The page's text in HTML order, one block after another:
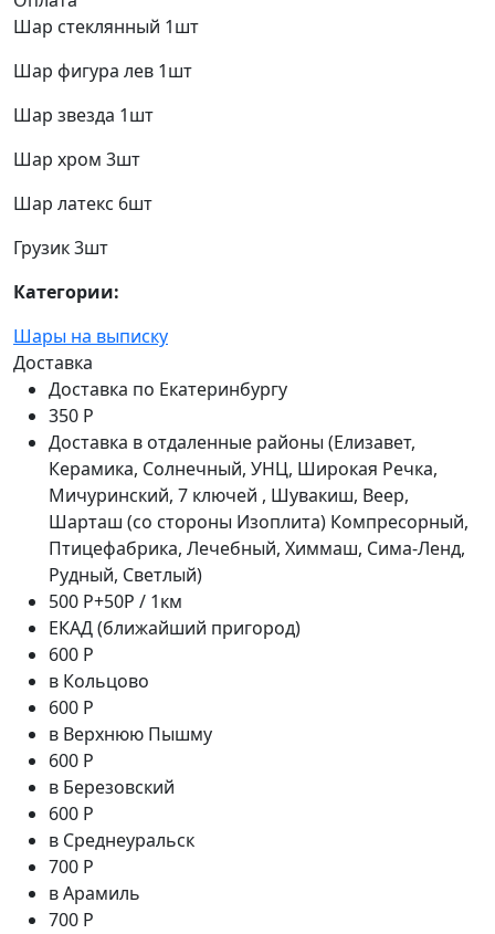
Шар стеклянный 1шт
Шар фигура лев 1шт
Шар звезда 1шт
Шар хром 3шт
Шар латекс 6шт
Грузик 3шт
Категории:
Шары на выписку
Доставка
Доставка по Екатеринбургу
350 Р
Доставка в отдаленные районы (Елизавет,
Керамика, Солнечный, УНЦ, Широкая Речка,
Мичуринский, 7 ключей , Шувакиш, Веер,
Шарташ (со стороны Изоплита) Компресорный,
Птицефабрика, Лечебный, Химмаш, Сима-Ленд,
Рудный, Светлый)
500 Р+50Р / 1км
ЕКАД (ближайший пригород)
600 Р
в Кольцово
600 Р
в Верхнюю Пышму
600 Р
в Березовский
600 Р
в Среднеуральск
700 Р
в Арамиль
700 Р